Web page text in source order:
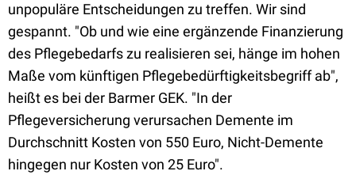
unpopuläre Entscheidungen zu treffen. Wir sind
gespannt. "Ob und wie eine ergänzende Finanzierung
des Pflegebedarfs zu realisieren sei, hänge im hohen
Maße vom künftigen Pflegebedürftigkeitsbegriff ab",
heißt es bei der Barmer GEK. "In der
Pflegeversicherung verursachen Demente im
Durchschnitt Kosten von 550 Euro, Nicht-Demente
hingegen nur Kosten von 25 Euro".